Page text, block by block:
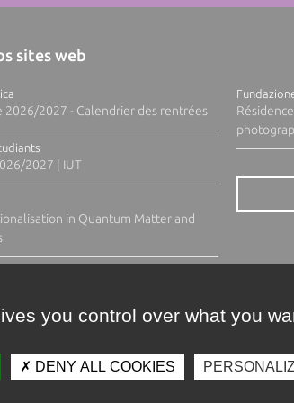
sites web
2026/2027 - Calendrier des rentrées
2027 | IUT
in Quantum Matter and
you control over what you
DENY ALL COOKIES